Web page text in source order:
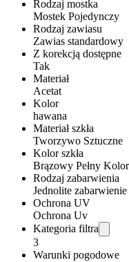
Rodzaj mostka
Mostek Pojedynczy
Rodzaj zawiasu
Zawias standardowy
Z korekcją dostępne
Tak
Materiał
Acetat
Kolor
hawana
Materiał szkła
Tworzywo Sztuczne
Kolor szkła
Brązowy Pełny Kolor
Rodzaj zabarwienia
Jednolite zabarwienie
Ochrona UV
Ochrona Uv
Kategoria filtra
3
Warunki pogodowe